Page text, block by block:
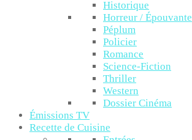
Historique
Horreur / Épouvante
Péplum
Policier
Romance
Science-Fiction
Thriller
Western
Dossier Cinéma
Émissions TV
Recette de Cuisine